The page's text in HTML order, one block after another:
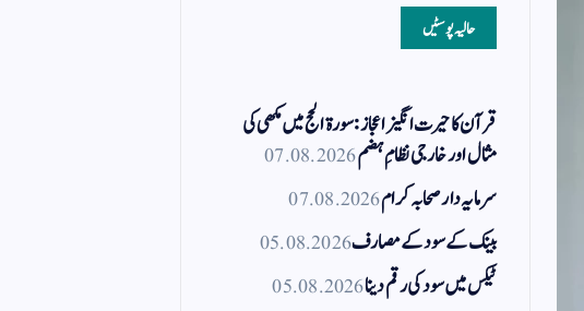
حالیہ پوسٹیں
قرآن کا حیرت انگیز اعجاز: سورۃ الحج میں مکھی کی
مثال اور خارجی نظامِ ہضم07.08.2026
سرمایہ دار صحابہ کرام07.08.2026
بینک کے سود کے مصارف05.08.2026
ٹیکس میں سود کی رقم دینا05.08.2026